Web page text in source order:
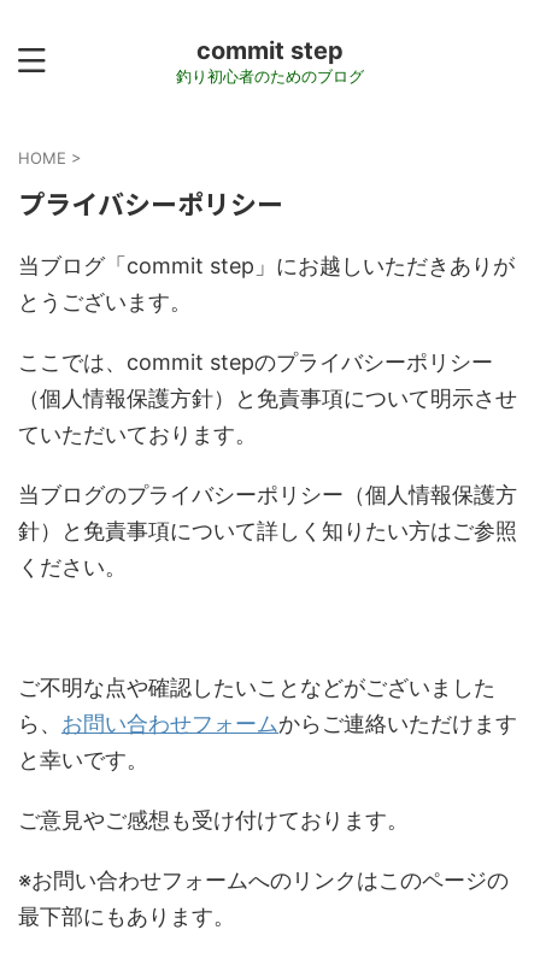
commit step
釣り初心者のためのブログ
HOME >
プライバシーポリシー
当ブログ「commit step」にお越しいただきありが
とうございます。
ここでは、commit stepのプライバシーポリシー
（個人情報保護方針）と免責事項について明示させ
ていただいております。
当ブログのプライバシーポリシー（個人情報保護方
針）と免責事項について詳しく知りたい方はご参照
ください。
ご不明な点や確認したいことなどがございました
ら、 お問い合わせフォームからご連絡いただけます
と幸いです。
ご意見やご感想も受け付けております。
※お問い合わせフォームへのリンクはこのページの
最下部にもあります。